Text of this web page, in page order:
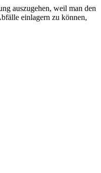
auszugehen, weil man den
einlagern zu können,